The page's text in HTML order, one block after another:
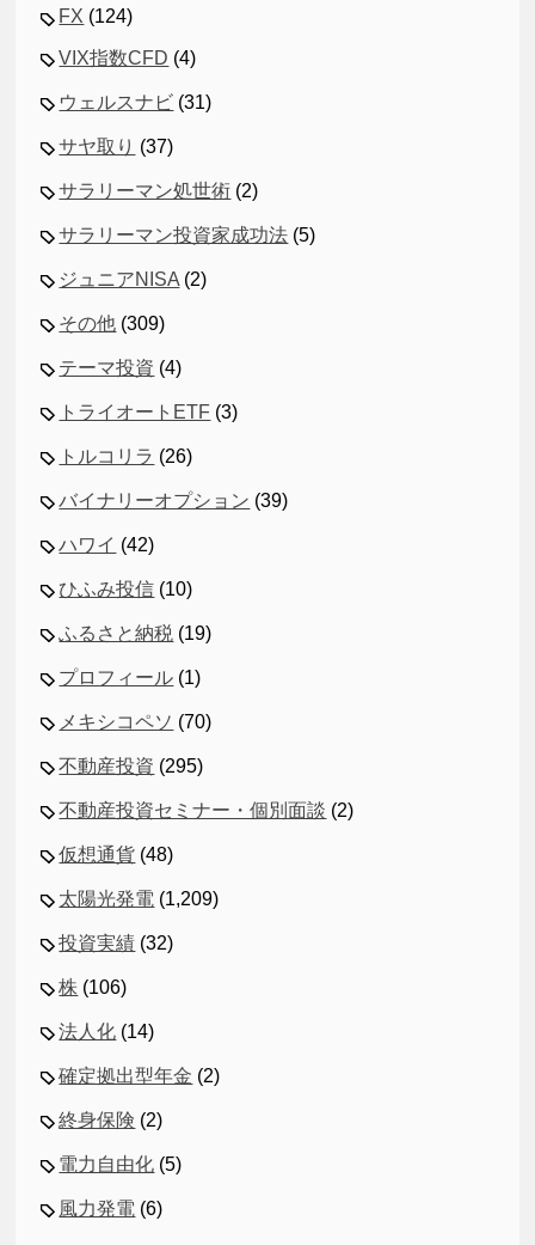
FX (124)
VIX指数CFD (4)
ウェルスナビ (31)
サヤ取り (37)
サラリーマン処世術 (2)
サラリーマン投資家成功法 (5)
ジュニアNISA (2)
その他 (309)
テーマ投資 (4)
トライオートETF (3)
トルコリラ (26)
バイナリーオプション (39)
ハワイ (42)
ひふみ投信 (10)
ふるさと納税 (19)
プロフィール (1)
メキシコペソ (70)
不動産投資 (295)
不動産投資セミナー・個別面談 (2)
仮想通貨 (48)
太陽光発電 (1,209)
投資実績 (32)
株 (106)
法人化 (14)
確定拠出型年金 (2)
終身保険 (2)
電力自由化 (5)
風力発電 (6)